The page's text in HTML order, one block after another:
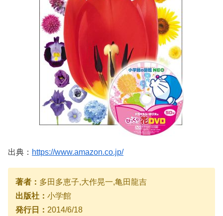
出典： https://www.amazon.co.jp/
著者： 多田多恵子,大作晃一,亀田龍吉
出版社： 小学館
発行日： 2014/6/18